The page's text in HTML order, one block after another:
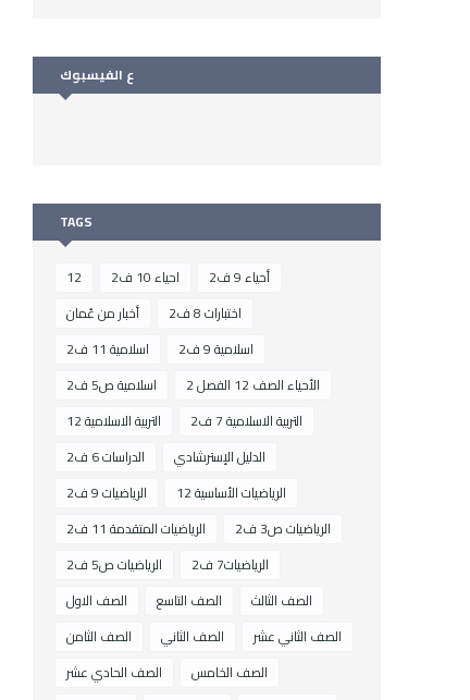
ع الفيسبوك
TAGS
12 احياء 10 ف2
أحياء 9 ف2
أخبار من عُمان
اختبارات 8 ف2
اسلامية 11 ف2
اسلامية 9 ف2
اسلامية ص5 ف2
الأحياء الصف 12 الفصل 2
التربية الاسلامية 12
التربية الاسلامية 7 ف2
الدراسات 6 ف2
الدليل الإسترشادي
الرياضيات 9 ف2
الرياضيات الأساسية 12
الرياضيات المتقدمة 11 ف2
الرياضيات ص3 ف2
الرياضيات ص5 ف2
الرياضيات7 ف2
الصف الاول
الصف التاسع
الصف الثالث
الصف الثامن
الصف الثاني
الصف الثاني عشر
الصف الحادي عشر
الصف الخامس